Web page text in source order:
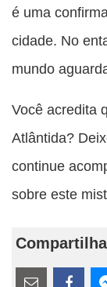
é uma
cidade. No
mundo
Você acredita
Atlântida?
continue
sobre este
Estes